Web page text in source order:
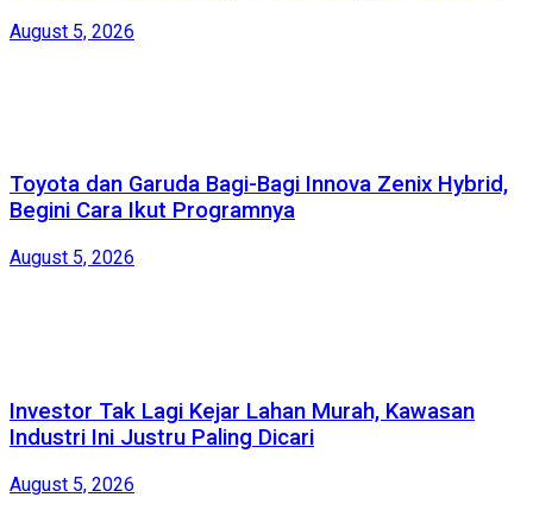
August 5, 2026
Toyota dan Garuda Bagi-Bagi Innova Zenix Hybrid,
Begini Cara Ikut Programnya
August 5, 2026
Investor Tak Lagi Kejar Lahan Murah, Kawasan
Industri Ini Justru Paling Dicari
August 5, 2026